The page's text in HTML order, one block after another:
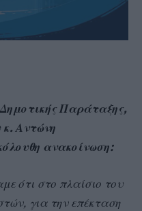
Παράταξης,
Αντώνη
ανακοίνωση:
ότι στο πλαίσιο του
για την επέκταση